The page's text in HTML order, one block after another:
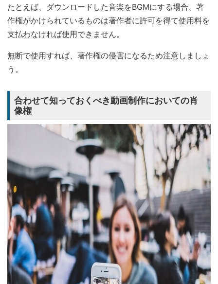
たとえば、ダウンロードした音楽をBGMにする場合、著
作権がかけられているものは著作者に許可を得て使用料を
支払わなければ使用できません。
無断で使用すれば、著作権の侵害になるため注意しましょ
う。
合わせて知っておくべき動画制作においての肖
像権